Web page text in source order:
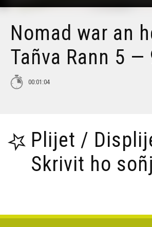
Tañva Anv ar Rozenn - stumm
Tañva Anv ar Rozenn - stumm 16:9
Tañva Anv ar Rozenn - stumm
Tañva Anv ar Rozenn - stumm 9:16
Nomad war an
Tañva Rann 5
00:01:04
Plijet /
Skrivit ho